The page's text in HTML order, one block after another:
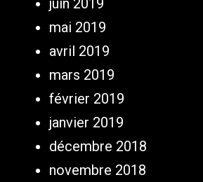
mai 2019
avril 2019
mars 2019
février 2019
janvier 2019
décembre 2018
novembre 2018